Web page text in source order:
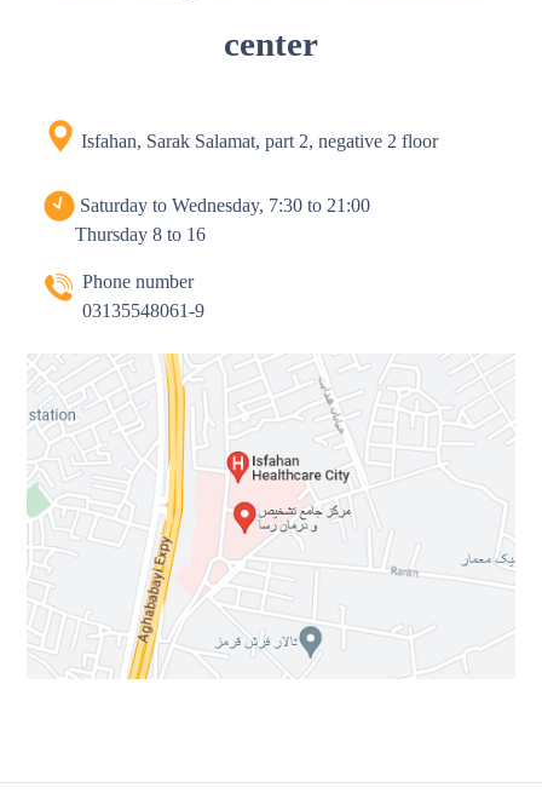
center
Isfahan, Sarak Salamat, part 2, negative 2 floor
Saturday to Wednesday, 7:30 to 21:00
Thursday 8 to 16
Phone number
03135548061-9